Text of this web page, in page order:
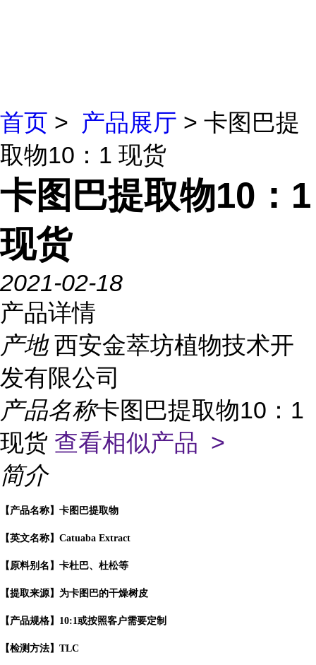
首页 > 产品展厅 > 卡图巴提
取物10：1 现货
卡图巴提取物10：1
现货
2021-02-18
产品详情
产地 西安金萃坊植物技术开
发有限公司
产品名称卡图巴提取物10：1
现货 查看相似产品 >
简介
【产品名称】卡图巴提取物
【英文名称】Catuaba Extract
【原料别名】卡杜巴、杜松等
【提取来源】为卡图巴的干燥树皮
【产品规格】10:1或按照客户需要定制
【检测方法】TLC